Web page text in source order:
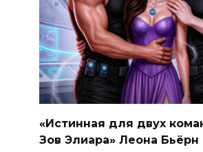
«Истинная для двух
Зов Элиара» Леона Бьёрн